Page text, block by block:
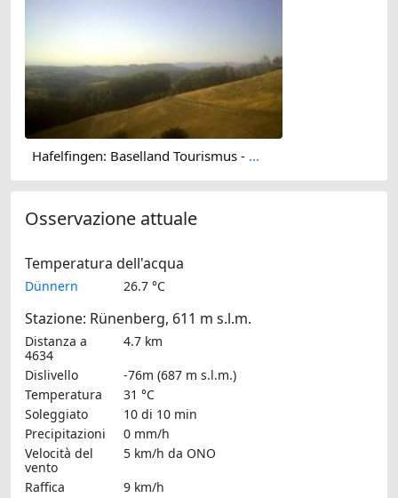
Hafelfingen: Baselland Tourismus - Bad Ramsach, Läufelfingen
Osservazione attuale
Temperatura dell'acqua
Dünnern 26.7 °C
Stazione: Rünenberg, 611 m s.l.m.
Distanza a
4634
4.7 km
Dislivello
-76m (687 m s.l.m.)
Temperatura
31 °C
Soleggiato
10 di 10 min
Precipitazioni
0 mm/h
Velocità del
vento
5 km/h da ONO
Raffica
9 km/h